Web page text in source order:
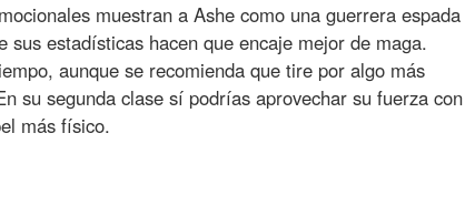
muestran a Ashe como una guerrera espada
sus estadísticas hacen que encaje mejor de maga.
aunque se recomienda que tire por algo más
su segunda clase sí podrías aprovechar su fuerza con
más físico.